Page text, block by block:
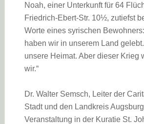
Noah, einer Unterkunft für 64
Friedrich-Ebert-Str. 10½, zutiefst
Worte eines syrischen
haben wir in unserem Land
unsere Heimat. Aber dieser Krieg
wir.“
Dr. Walter Semsch, Leiter der
Stadt und den Landkreis
Veranstaltung in der Kuratie St.